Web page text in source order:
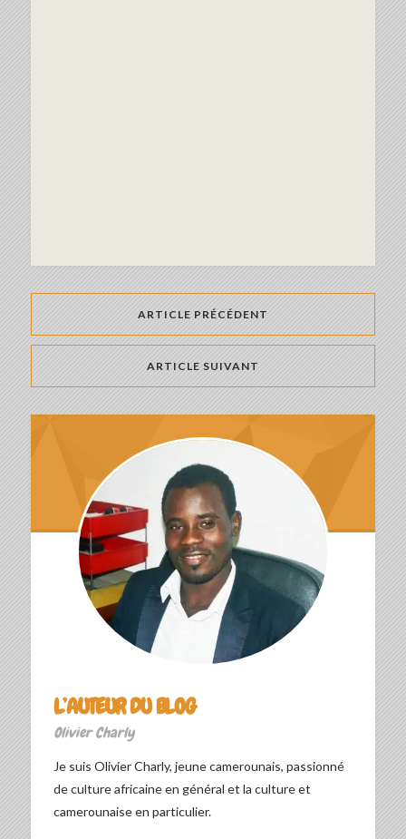
ARTICLE PRÉCÉDENT
ARTICLE SUIVANT
L’AUTEUR DU BLOG
Olivier Charly
Je suis Olivier Charly, jeune camerounais, passionné
de culture africaine en général et la culture et
camerounaise en particulier.